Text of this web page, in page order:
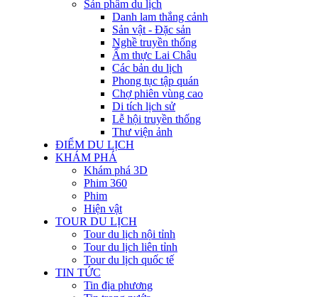
Sản phẩm du lịch
Danh lam thắng cảnh
Sản vật - Đặc sản
Nghề truyền thống
Ẩm thực Lai Châu
Các bản du lịch
Phong tục tập quán
Chợ phiên vùng cao
Di tích lịch sử
Lễ hội truyền thống
Thư viện ảnh
ĐIỂM DU LỊCH
KHÁM PHÁ
Khám phá 3D
Phim 360
Phim
Hiện vật
TOUR DU LỊCH
Tour du lịch nội tỉnh
Tour du lịch liên tỉnh
Tour du lịch quốc tế
TIN TỨC
Tin địa phương